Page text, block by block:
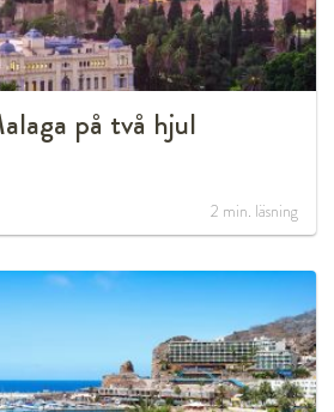
på två hjul
2 min. läsning